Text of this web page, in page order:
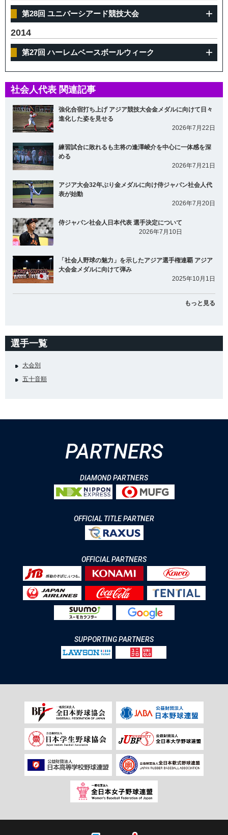
第28回 ユニバーシアード競技大会
2014
第27回 ハーレムベースボールウィーク
社会人代表 関連記事
強化合宿打ち上げ アジア競技大会金メダルに向けて日々
進化した姿を見せる
2026年7月22日
練習試合に敗れるも主将の逢澤崚介を中心に一体感を深
める
2026年7月21日
アジア大会32年ぶり金メダルに向け侍ジャパン社会人代
表が始動
2026年7月20日
侍ジャパン社会人日本代表 選手決定について
2026年7月10日
「社会人野球の魅力」を示したアジア選手権連覇 アジア
大会金メダルに向けて弾み
2025年10月1日
もっと見る
選手一覧
大会別
五十音順
PARTNERS
DIAMOND PARTNERS
OFFICIAL TITLE PARTNER
OFFICIAL PARTNERS
SUPPORTING PARTNERS